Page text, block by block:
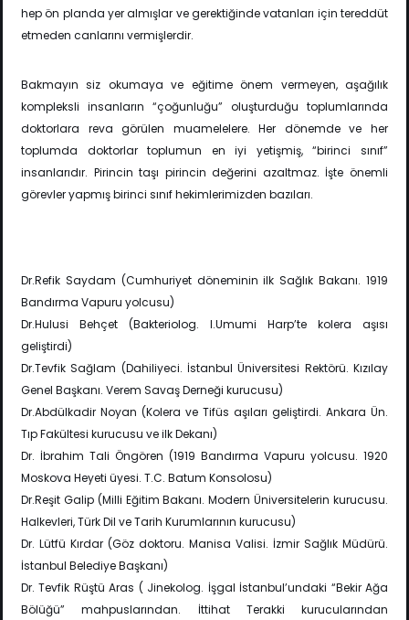
hep ön planda yer almışlar ve gerektiğinde vatanları için tereddüt
etmeden canlarını vermişlerdir.
Bakmayın siz okumaya ve eğitime önem vermeyen, aşağılık
kompleksli insanların “çoğunluğu” oluşturduğu toplumlarında
doktorlara reva görülen muamelelere. Her dönemde ve her
toplumda doktorlar toplumun en iyi yetişmiş, “birinci sınıf”
insanlarıdır. Pirincin taşı pirincin değerini azaltmaz. İşte önemli
görevler yapmış birinci sınıf hekimlerimizden bazıları.
Dr.Refik Saydam (Cumhuriyet döneminin ilk Sağlık Bakanı. 1919
Bandırma Vapuru yolcusu)
Dr.Hulusi Behçet (Bakteriolog. I.Umumi Harp’te kolera aşısı
geliştirdi)
Dr.Tevfik Sağlam (Dahiliyeci. İstanbul Üniversitesi Rektörü. Kızılay
Genel Başkanı. Verem Savaş Derneği kurucusu)
Dr.Abdülkadir Noyan (Kolera ve Tifüs aşıları geliştirdi. Ankara Ün.
Tıp Fakültesi kurucusu ve ilk Dekanı)
Dr. İbrahim Tali Öngören (1919 Bandırma Vapuru yolcusu. 1920
Moskova Heyeti üyesi. T.C. Batum Konsolosu)
Dr.Reşit Galip (Milli Eğitim Bakanı. Modern Üniversitelerin kurucusu.
Halkevleri, Türk Dil ve Tarih Kurumlarının kurucusu)
Dr. Lütfü Kırdar (Göz doktoru. Manisa Valisi. İzmir Sağlık Müdürü.
İstanbul Belediye Başkanı)
Dr. Tevfik Rüştü Aras ( Jinekolog. İşgal İstanbul’undaki “Bekir Ağa
Bölüğü” mahpuslarından. İttihat Terakki kurucularından